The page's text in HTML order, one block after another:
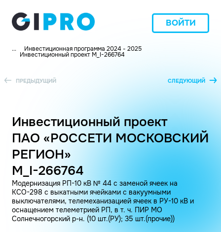
ВОЙТИ
... Инвестиционная программа 2024 - 2025
Инвестиционный проект M_I-266764
ПРЕДЫДУЩИЙ СЛЕДУЮЩИЙ
Инвестиционный проект
ПАО «РОССЕТИ МОСКОВСКИЙ
РЕГИОН»
M_I-266764
Модернизация РП-10 кВ № 44 с заменой ячеек на
КСО-298 с выкатными ячейками с вакуумными
выключателями, телемеханизацией ячеек в РУ-10 кВ и
оснащением телеметрией РП, в т. ч. ПИР МО
Солнечногорский р-н. (10 шт.(РУ); 35 шт.(прочие))